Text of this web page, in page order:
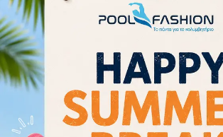
19.00€ 17.10€
Διαβάστε περισσότερα